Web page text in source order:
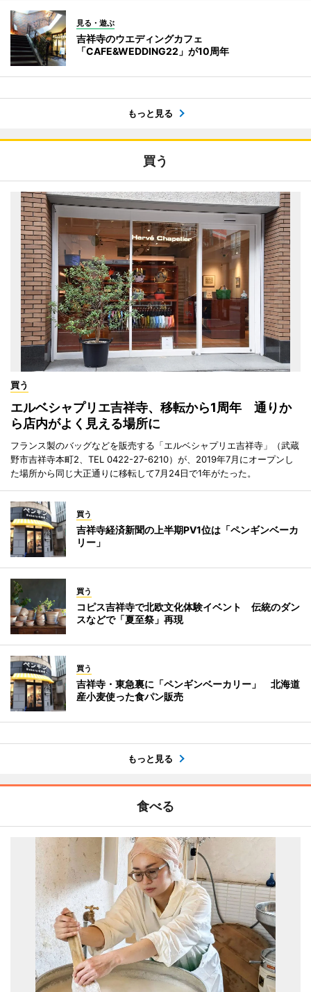
見る・遊ぶ
吉祥寺のウエディングカフェ
「CAFE&WEDDING22」が10周年
もっと見る
買う
買う
エルベシャプリエ吉祥寺、移転から1周年 通りか
ら店内がよく見える場所に
フランス製のバッグなどを販売する「エルベシャプリエ吉祥寺」（武蔵
野市吉祥寺本町2、TEL 0422-27-6210）が、2019年7月にオープンし
た場所から同じ大正通りに移転して7月24日で1年がたった。
買う
吉祥寺経済新聞の上半期PV1位は「ペンギンベーカ
リー」
買う
コピス吉祥寺で北欧文化体験イベント 伝統のダン
スなどで「夏至祭」再現
買う
吉祥寺・東急裏に「ペンギンベーカリー」 北海道
産小麦使った食パン販売
もっと見る
食べる